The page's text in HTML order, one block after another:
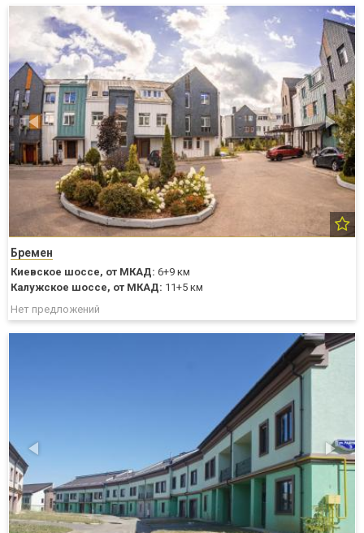
Бремен
Киевское шоссе, от МКАД: 6+9 км
Калужское шоссе, от МКАД: 11+5 км
Нет предложений